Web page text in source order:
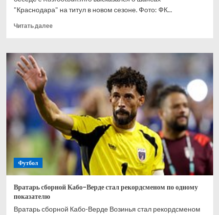
"Краснодара" на титул в новом сезоне. Фото: ФК...
Читать далееПрочитать
Мостовой:
Сперцяна
Кордобы
Мусаев
никогда
не
выиграет
РПЛ
Футбол
Вратарь сборной Кабо-Верде стал рекордсменом по одному
показателю
Вратарь сборной Кабо-Верде Возинья стал рекордсменом